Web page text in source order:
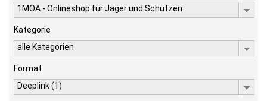
1MOA - Onlineshop für Jäger und Schützen
Kategorie
alle Kategorien
Format
Deeplink (1)